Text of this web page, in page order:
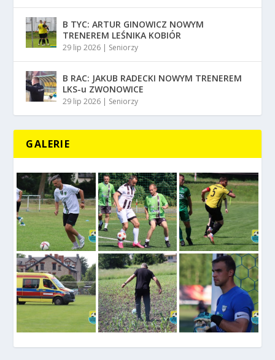
B TYC: ARTUR GINOWICZ NOWYM
TRENEREM LEŚNIKA KOBIÓR
29 lip 2026 | Seniorzy
B RAC: JAKUB RADECKI NOWYM TRENEREM
LKS-u ZWONOWICE
29 lip 2026 | Seniorzy
GALERIE